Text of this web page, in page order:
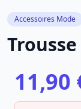
Accessoires Mode
11,90